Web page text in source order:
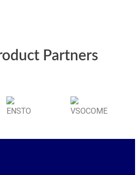
Partners